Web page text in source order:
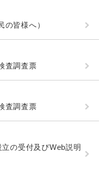
の皆様へ）
査調査票
査調査票
の受付及びWeb説明